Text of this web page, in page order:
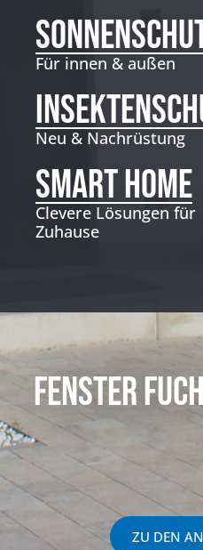
Fenster
ZU DEN
Für innen & außen
Neu & Nachrüstung
SMART HOME
Clevere Lösungen für
Zuhause